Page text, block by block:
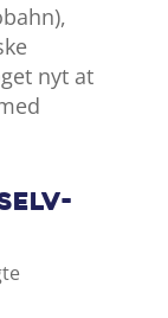
nyt at